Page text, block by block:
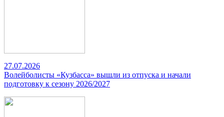
27.07.2026
Волейболисты «Кузбасса» вышли из отпуска и начали
подготовку к сезону 2026/2027